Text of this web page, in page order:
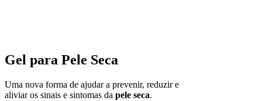
Gel para Pele Seca
Uma nova forma de ajudar a prevenir, reduzir e
aliviar os sinais e sintomas da pele seca.